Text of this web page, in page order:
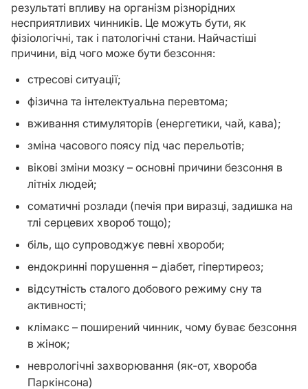
результаті впливу на організм різнорідних
несприятливих чинників. Це можуть бути, як
фізіологічні, так і патологічні стани. Найчастіші
причини, від чого може бути безсоння:
стресові ситуації;
фізична та інтелектуальна перевтома;
вживання стимуляторів (енергетики, чай, кава);
зміна часового поясу під час перельотів;
вікові зміни мозку – основні причини безсоння в
літніх людей;
соматичні розлади (печія при виразці, задишка на
тлі серцевих хвороб тощо);
біль, що супроводжує певні хвороби;
ендокринні порушення – діабет, гіпертиреоз;
відсутність сталого добового режиму сну та
активності;
клімакс – поширений чинник, чому буває безсоння
в жінок;
неврологічні захворювання (як-от, хвороба
Паркінсона)